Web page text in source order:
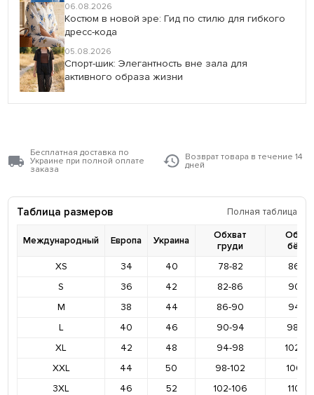
06.08.2026
Костюм в новой эре: Гид по стилю для гибкого
дресс-кода
05.08.2026
Спорт-шик: Элегантность вне зала для
активного образа жизни
Бесплатная доставка по
Украине при полной оплате
заказа
Возврат товара в течение 14
дней
Таблица размеров Полная таблица
Международный Европа Украина
Обхват
груди
XS
34 40 78-82
86-
S
36 42 82-86
90-
M
38 44 86-90
94-
L
40 46 90-94
98-
XL
42 48 94-98
102-
XXL
44 50 98-102
106-
3XL
46 52 102-106
110-